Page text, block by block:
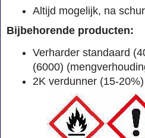
Altijd mogelijk, na
Bijbehorende producten:
Verharder standaard
(6000)
2K verdunner (15-20%)